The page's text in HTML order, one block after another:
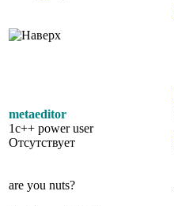
metaeditor
1c++ power user
Отсутствует
are you nuts?